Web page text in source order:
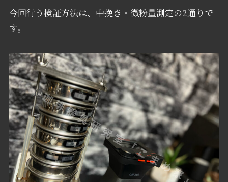
今回行う検証方法は、中挽き・微粉量測定の2通りで
す。